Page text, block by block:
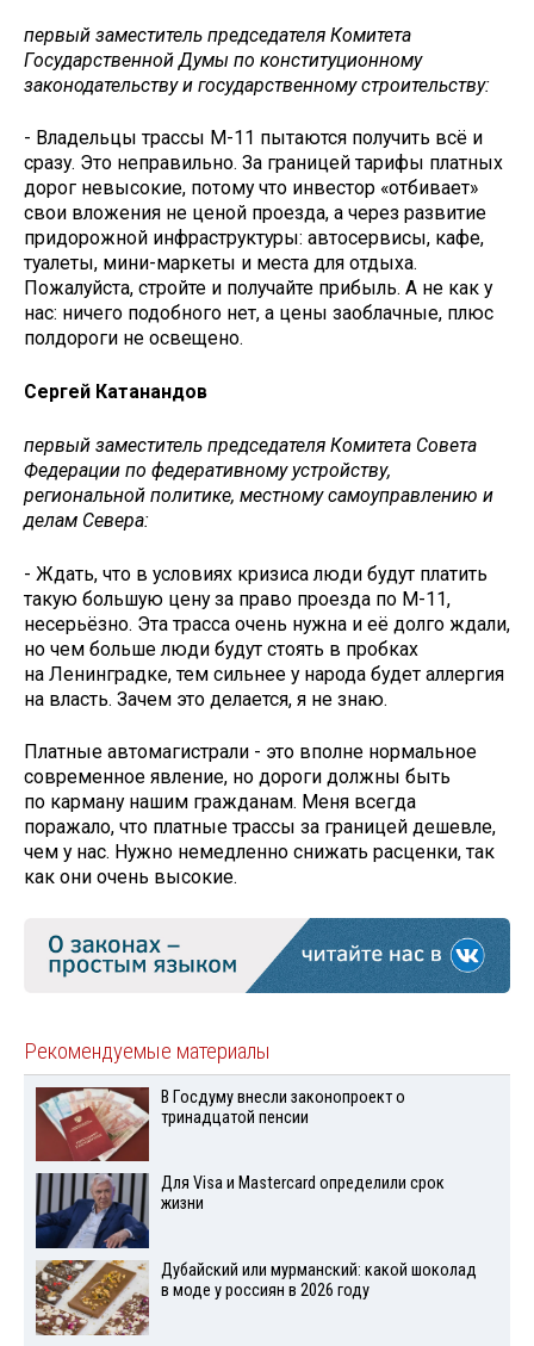
первый заместитель председателя Комитета
Государственной Думы по конституционному
законодательству и государственному строительству:
- Владельцы трассы М-11 пытаются получить всё и
сразу. Это неправильно. За границей тарифы платных
дорог невысокие, потому что инвестор «отбивает»
свои вложения не ценой проезда, а через развитие
придорожной инфраструктуры: автосервисы, кафе,
туалеты, мини-маркеты и места для отдыха.
Пожалуйста, стройте и получайте прибыль. А не как у
нас: ничего подобного нет, а цены заоблачные, плюс
полдороги не освещено.
Сергей Катанандов
первый заместитель председателя Комитета Совета
Федерации по федеративному устройству,
региональной политике, местному самоуправлению и
делам Севера:
- Ждать, что в условиях кризиса люди будут платить
такую большую цену за право проезда по М-11,
несерьёзно. Эта трасса очень нужна и её долго ждали,
но чем больше люди будут стоять в пробках
на Ленинградке, тем сильнее у народа будет аллергия
на власть. Зачем это делается, я не знаю.
Платные автомагистрали - это вполне нормальное
современное явление, но дороги должны быть
по карману нашим гражданам. Меня всегда
поражало, что платные трассы за границей дешевле,
чем у нас. Нужно немедленно снижать расценки, так
как они очень высокие.
Рекомендуемые материалы
В Госдуму внесли законопроект о
тринадцатой пенсии
Для Visа и Mastercard определили срок
жизни
Дубайский или мурманский: какой шоколад
в моде у россиян в 2026 году